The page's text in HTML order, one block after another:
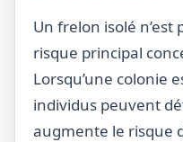
Un frelon isolé
risque principal
Lorsqu’une colonie
individus peuvent
augmente le risque